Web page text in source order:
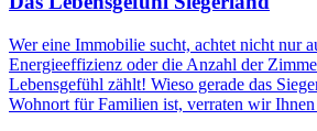
Wer eine Immobilie sucht, achtet nicht nur
Energieeffizienz oder die Anzahl der
Lebensgefühl zählt! Wieso gerade das
Wohnort für Familien ist, verraten wir